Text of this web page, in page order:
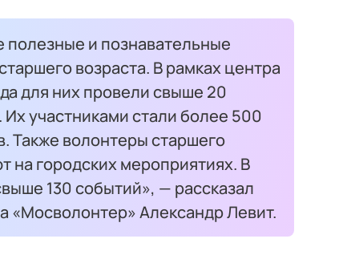
полезные и познавательные
возраста. В рамках центра
для них провели свыше 20
участниками стали более 500
Также волонтеры старшего
на городских мероприятиях. В
130 событий», — рассказал
«Мосволонтер» Александр Левит.